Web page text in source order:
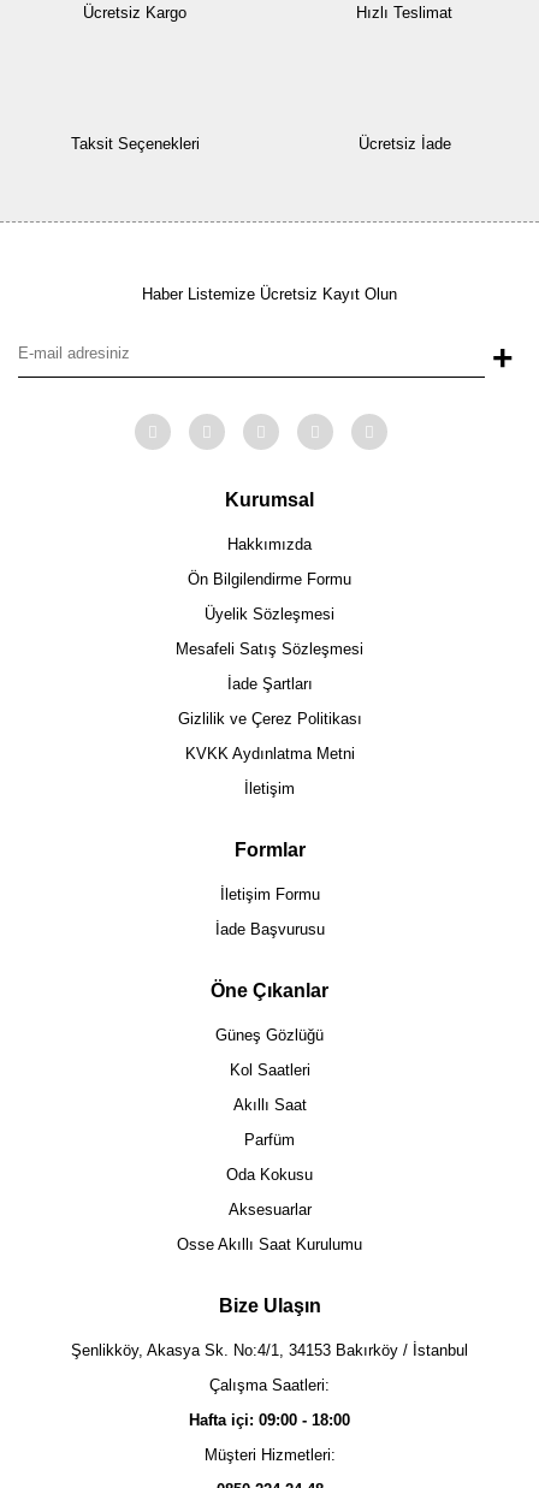
Ücretsiz Kargo Hızlı Teslimat
Taksit Seçenekleri Ücretsiz İade
Haber Listemize Ücretsiz Kayıt Olun
+
Kurumsal
Hakkımızda
Ön Bilgilendirme Formu
Üyelik Sözleşmesi
Mesafeli Satış Sözleşmesi
İade Şartları
Gizlilik ve Çerez Politikası
KVKK Aydınlatma Metni
İletişim
Formlar
İletişim Formu
İade Başvurusu
Öne Çıkanlar
Güneş Gözlüğü
Kol Saatleri
Akıllı Saat
Parfüm
Oda Kokusu
Aksesuarlar
Osse Akıllı Saat Kurulumu
Bize Ulaşın
Şenlikköy, Akasya Sk. No:4/1, 34153 Bakırköy / İstanbul
Çalışma Saatleri:
Hafta içi: 09:00 - 18:00
Müşteri Hizmetleri: